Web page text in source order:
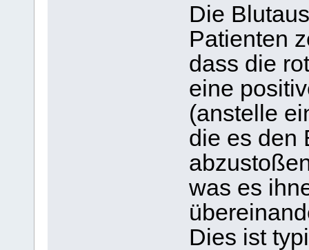
Die
Patienten
dass die
eine
(anstelle
die es den
was es
Dies ist